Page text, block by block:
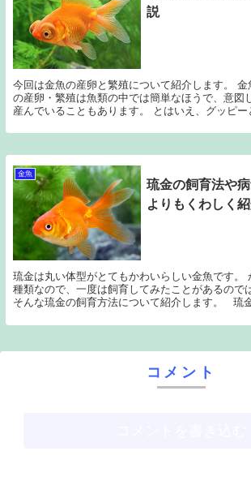
説
今回は金魚の産卵と繁殖について紹介します。 金
の産卵・繁殖は魚類の中では簡単なほうで、意図
産んでいることもあります。 とはいえ、グッピー
金魚
琉金の飼育法や
よりもくわしく紹
琉金は丸い体型がとてもかわいらしい金魚です。
種類なので、一度は飼育してみたことがあるので
そんな琉金の飼育方法について紹介します。 琉
コメント